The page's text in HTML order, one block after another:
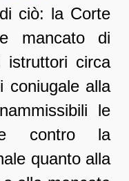
ciò: la Corte
mancato di
istruttori circa
coniugale alla
le
contro la
quanto alla